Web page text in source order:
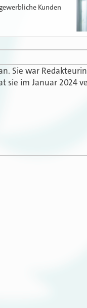
Kunden
Sie war
im Januar 2024